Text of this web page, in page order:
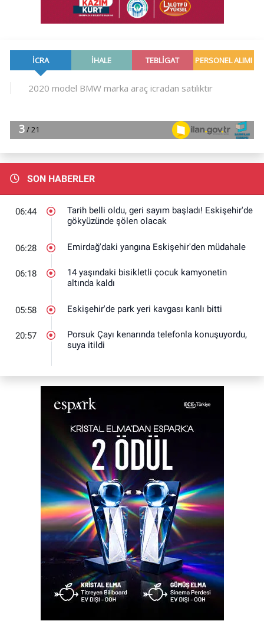
SON HABERLER
06:44
Tarih belli oldu, geri sayım başladı! Eskişehir'de
gökyüzünde şölen olacak
06:28 Emirdağ'daki yangına Eskişehir'den müdahale
06:18
14 yaşındaki bisikletli çocuk kamyonetin
altında kaldı
05:58 Eskişehir'de park yeri kavgası kanlı bitti
20:57
Porsuk Çayı kenarında telefonla konuşuyordu,
suya itildi